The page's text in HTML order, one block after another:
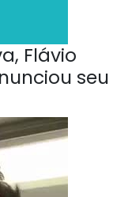
Flávio
seu